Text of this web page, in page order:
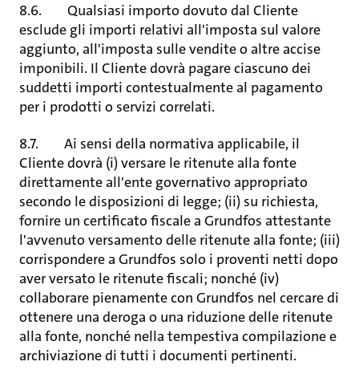
8.6. Qualsiasi importo dovuto dal Cliente
esclude gli importi relativi all'imposta sul valore
aggiunto, all'imposta sulle vendite o altre accise
imponibili. Il Cliente dovrà pagare ciascuno dei
suddetti importi contestualmente al pagamento
per i prodotti o servizi correlati.
8.7. Ai sensi della normativa applicabile, il
Cliente dovrà (i) versare le ritenute alla fonte
direttamente all'ente governativo appropriato
secondo le disposizioni di legge; (ii) su richiesta,
fornire un certificato fiscale a Grundfos attestante
l'avvenuto versamento delle ritenute alla fonte; (iii)
corrispondere a Grundfos solo i proventi netti dopo
aver versato le ritenute fiscali; nonché (iv)
collaborare pienamente con Grundfos nel cercare di
ottenere una deroga o una riduzione delle ritenute
alla fonte, nonché nella tempestiva compilazione e
archiviazione di tutti i documenti pertinenti.